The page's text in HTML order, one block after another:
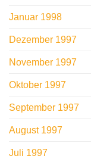
Januar 1998
Dezember 1997
November 1997
Oktober 1997
September 1997
August 1997
Juli 1997